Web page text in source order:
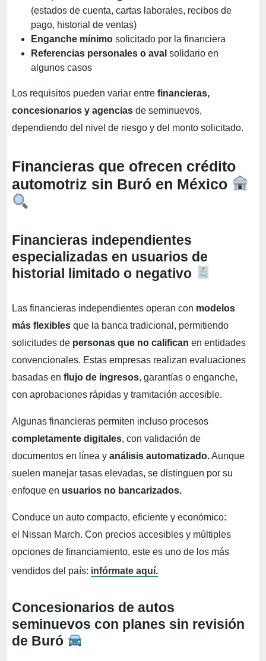
(estados de cuenta, cartas laborales, recibos de
pago, historial de ventas)
Enganche mínimo solicitado por la financiera
Referencias personales o aval solidario en
algunos casos
Los requisitos pueden variar entre financieras,
concesionarios y agencias de seminuevos,
dependiendo del nivel de riesgo y del monto solicitado.
Financieras que ofrecen crédito
automotriz sin Buró en México
Financieras independientes
especializadas en usuarios de
historial limitado o negativo
Las financieras independientes operan con modelos
más flexibles que la banca tradicional, permitiendo
solicitudes de personas que no califican en entidades
convencionales. Estas empresas realizan evaluaciones
basadas en flujo de ingresos, garantías o enganche,
con aprobaciones rápidas y tramitación accesible.
Algunas financieras permiten incluso procesos
completamente digitales, con validación de
documentos en línea y análisis automatizado.Aunque
suelen manejar tasas elevadas, se distinguen por su
enfoque en usuarios no bancarizados.
Conduce un auto compacto, eficiente y económico:
el Nissan March. Con precios accesibles y múltiples
opciones de financiamiento, este es uno de los más
vendidos del país: infórmate aquí.
Concesionarios de autos
seminuevos con planes sin revisión
de Buró